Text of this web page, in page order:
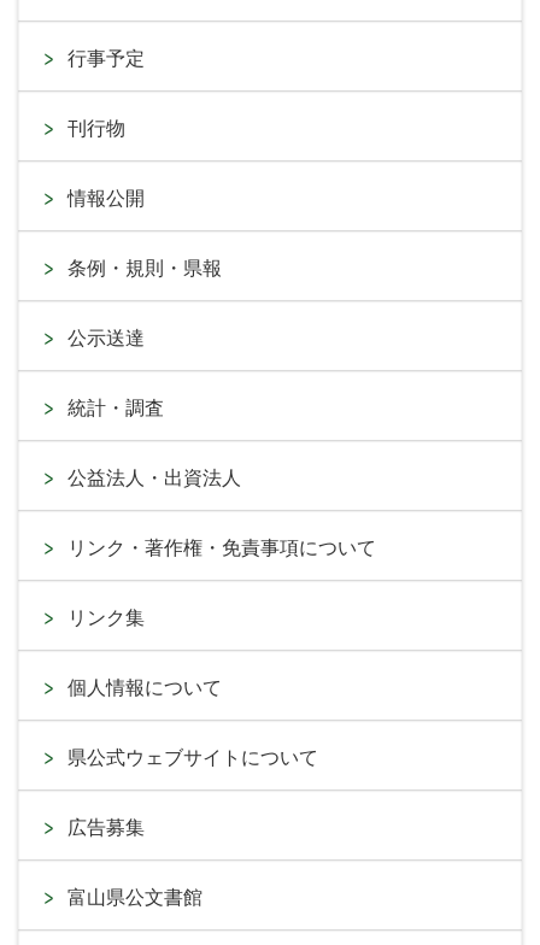
行事予定
刊行物
情報公開
条例・規則・県報
公示送達
統計・調査
公益法人・出資法人
リンク・著作権・免責事項について
リンク集
個人情報について
県公式ウェブサイトについて
広告募集
富山県公文書館